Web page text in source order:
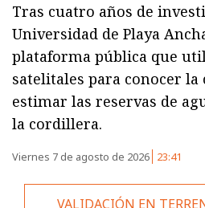
Tras cuatro años de
Universidad de Playa
plataforma pública que
satelitales para conocer
estimar las reservas de
la cordillera.
Viernes 7 de agosto de 2026 23:41
VALIDACIÓN EN